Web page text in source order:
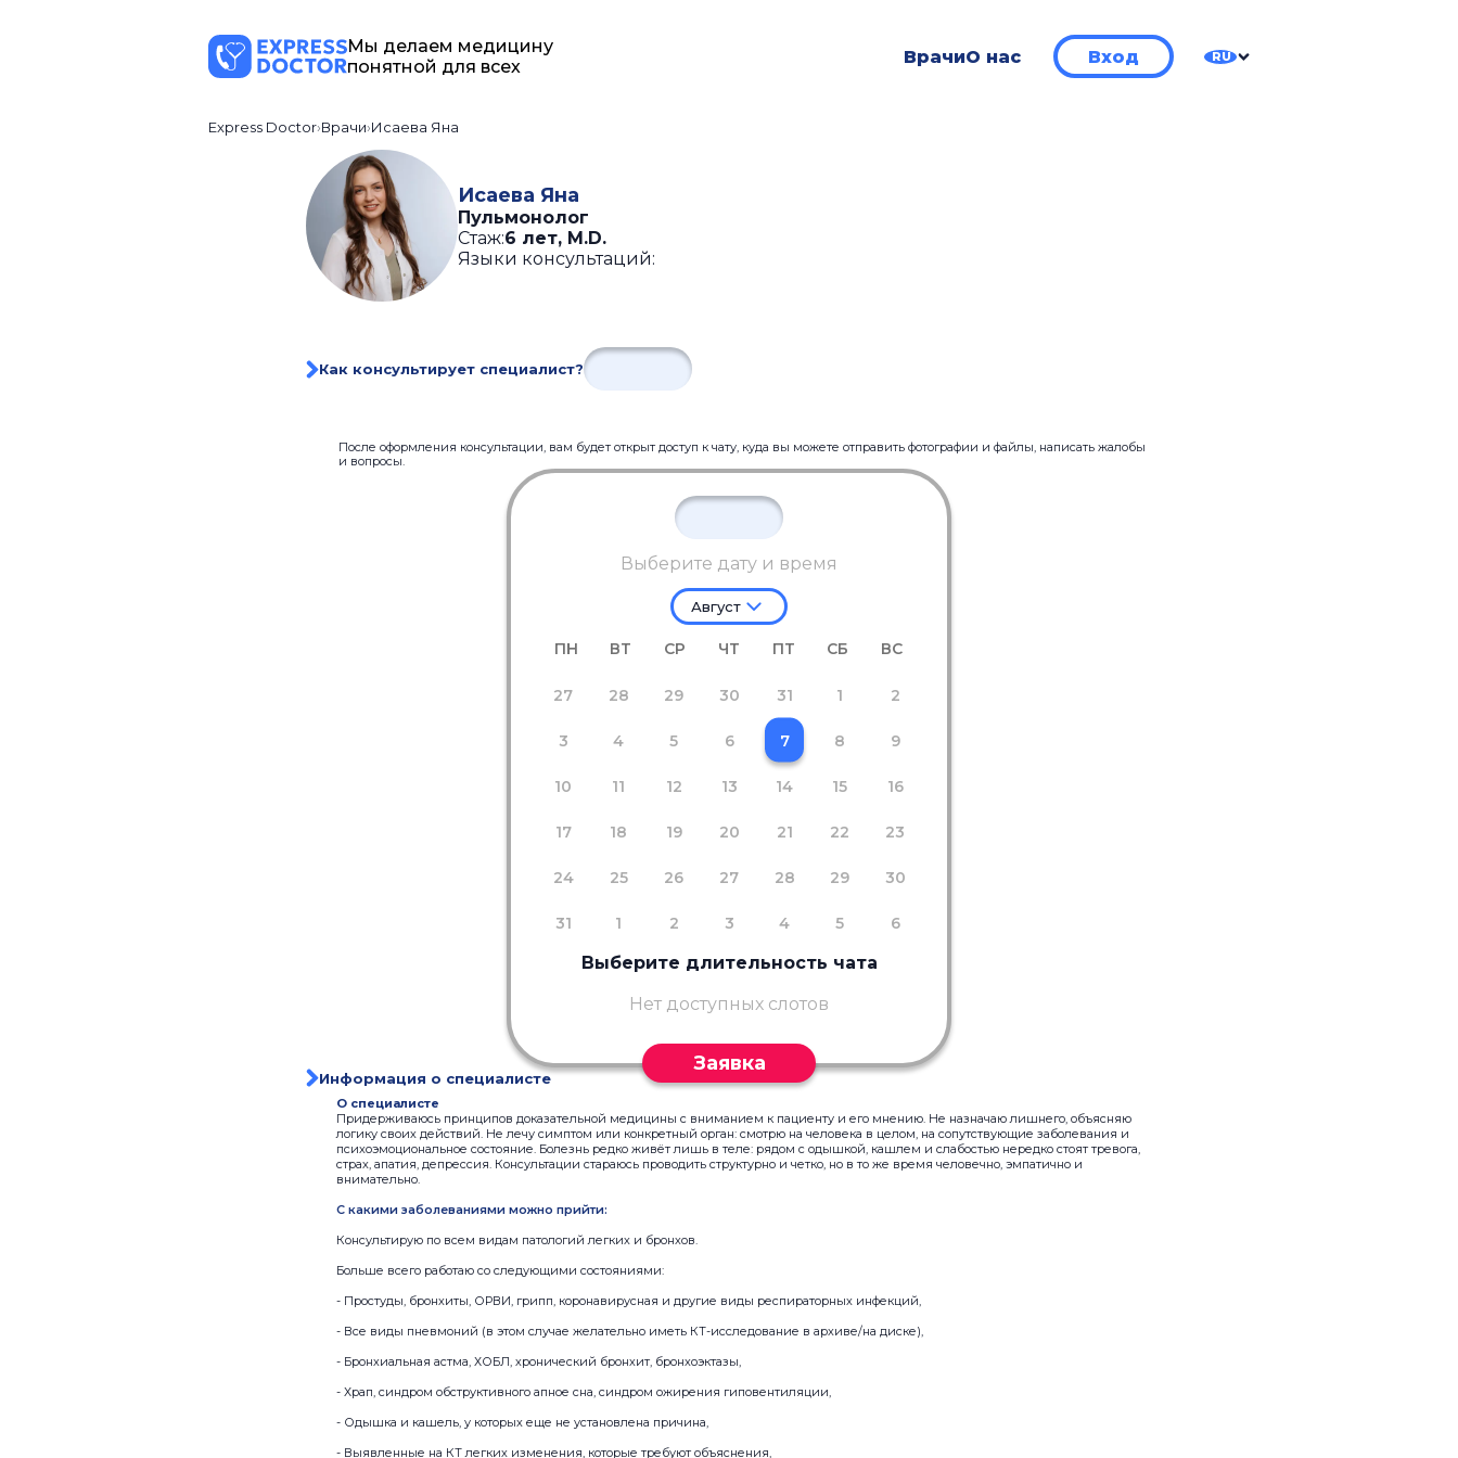
Мы делаем медицину
понятной для всех
ВрачиО нас Вход RU
Express Doctor Врачи Исаева Яна
Исаева Яна
Пульмонолог
Стаж:6 лет, M.D.
Языки консультаций:
Как консультирует специалист?
После оформления консультации, вам будет открыт доступ к чату, куда вы можете отправить фотографии и файлы, написать жалобы
и вопросы.
Выберите дату и время
Август
ПН ВТ СР ЧТ ПТ СБ ВС
27 28 29 30 31 1 2
3 4 5 6 7 8 9
10 11 12 13 14 15 16
17 18 19 20 21 22 23
24 25 26 27 28 29 30
31 1 2 3 4 5 6
Выберите длительность чата
Нет доступных слотов
Заявка
Информация о специалисте
О специалисте
Придерживаюсь принципов доказательной медицины с вниманием к пациенту и его мнению. Не назначаю лишнего, объясняю
логику своих действий. Не лечу симптом или конкретный орган: смотрю на человека в целом, на сопутствующие заболевания и
психоэмоциональное состояние. Болезнь редко живёт лишь в теле: рядом с одышкой, кашлем и слабостью нередко стоят тревога,
страх, апатия, депрессия. Консультации стараюсь проводить структурно и четко, но в то же время человечно, эмпатично и
внимательно.
С какими заболеваниями можно прийти:
Консультирую по всем видам патологий легких и бронхов.
Больше всего работаю со следующими состояниями:
- Простуды, бронхиты, ОРВИ, грипп, коронавирусная и другие виды респираторных инфекций,
- Все виды пневмоний (в этом случае желательно иметь КТ-исследование в архиве/на диске),
- Бронхиальная астма, ХОБЛ, хронический бронхит, бронхоэктазы,
- Храп, синдром обструктивного апное сна, синдром ожирения гиповентиляции,
- Одышка и кашель, у которых еще не установлена причина,
- Выявленные на КТ легких изменения, которые требуют объяснения,